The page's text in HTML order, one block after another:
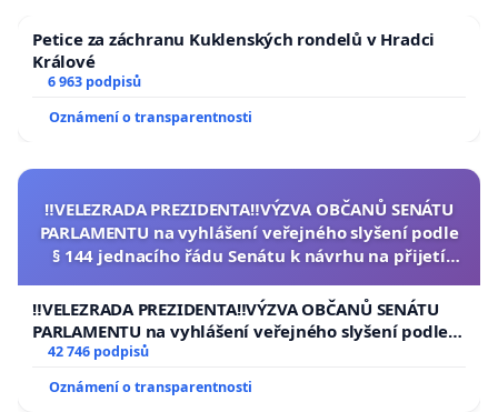
Petice za záchranu Kuklenských rondelů v Hradci
Králové
6 963 podpisů
Oznámení o transparentnosti
‼️VELEZRADA PREZIDENTA‼️VÝZVA OBČANŮ SENÁTU
PARLAMENTU na vyhlášení veřejného slyšení podle
§ 144 jednacího řádu Senátu k návrhu na přijetí
republiky
‼️VELEZRADA PREZIDENTA‼️VÝZVA OBČANŮ SENÁTU
PARLAMENTU na vyhlášení veřejného slyšení podle §
144 jednacího řádu Senátu k návrhu na přijetí
usnesení k podání ústavní žaloby na prezidenta
republiky
42 746 podpisů
Oznámení o transparentnosti